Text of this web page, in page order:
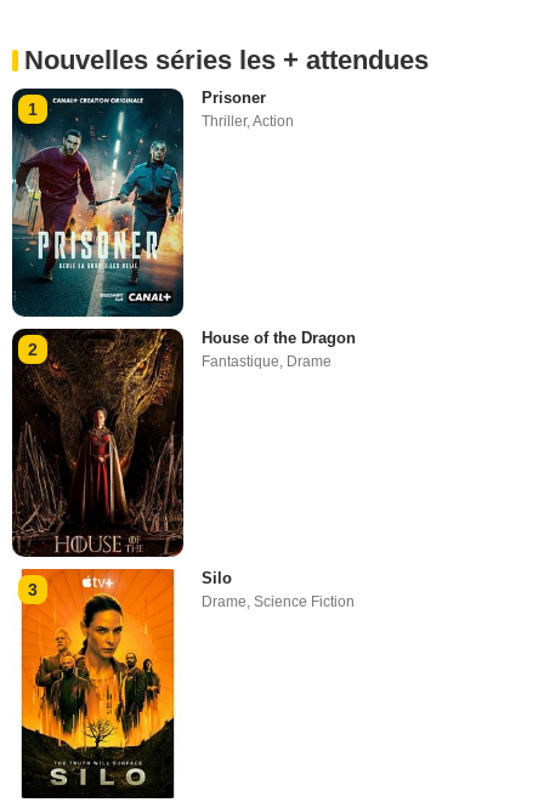
Nouvelles séries les + attendues
1
Prisoner
Thriller,Action
2
House of the Dragon
Fantastique, Drame
3
Silo
Drame,Science Fiction